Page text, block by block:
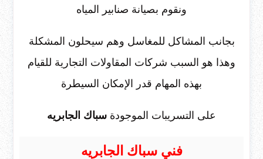
ونقوم بصيانة صنابير المياه
بجانب المشاكل للمغاسل وهم سيحلون المشكلة
وهذا هو السبب شركات المقاولات التجارية للقيام
بهذه المهام قدر الإمكان السيطرة
على التسريبات الموجودة سباك الجابريه
فني سباك الجابريه